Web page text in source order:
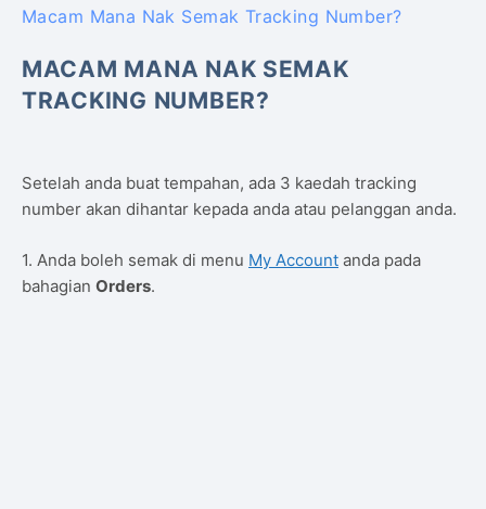
Macam Mana Nak Semak Tracking Number?
MACAM MANA NAK SEMAK
TRACKING NUMBER?
Setelah anda buat tempahan, ada 3 kaedah tracking
number akan dihantar kepada anda atau pelanggan anda.
1. Anda boleh semak di menu My Account anda pada
bahagian Orders.